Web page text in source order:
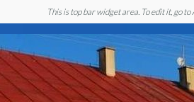
This is top bar widget area. To edit it, go